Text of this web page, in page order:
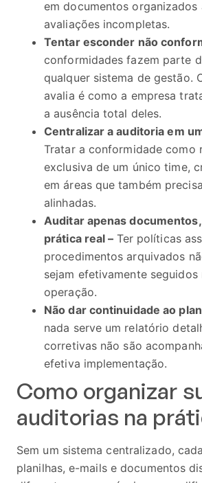
em documentos organizados
avaliações incompletas.
Tentar esconder não
conformidades fazem parte
qualquer sistema de gestão.
avalia é como a empresa
a ausência total deles.
Centralizar a auditoria em
Tratar a conformidade como
exclusiva de um único time,
em áreas que também
alinhadas.
Auditar apenas
prática real – Ter políticas
procedimentos arquivados
sejam efetivamente
operação.
Não dar continuidade ao
nada serve um relatório
corretivas não são
efetiva implementação.
Como organizar
auditorias na
Sem um sistema centralizado,
planilhas, e-mails e documentos